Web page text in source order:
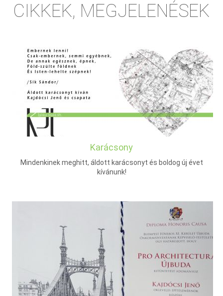
CIKKEK, MEGJELENÉSEK
Karácsony
Mindenkinek meghitt, áldott karácsonyt és boldog új évet
kívánunk!